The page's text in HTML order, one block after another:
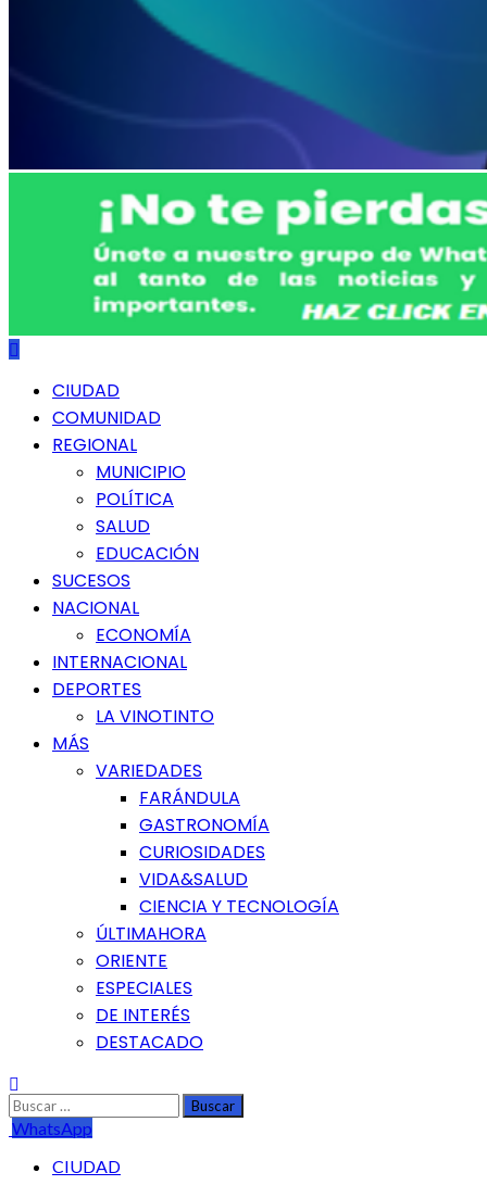
Menú
principal
CIUDAD
COMUNIDAD
REGIONAL
MUNICIPIO
POLÍTICA
SALUD
EDUCACIÓN
SUCESOS
NACIONAL
ECONOMÍA
INTERNACIONAL
DEPORTES
LA VINOTINTO
MÁS
VARIEDADES
FARÁNDULA
GASTRONOMÍA
CURIOSIDADES
VIDA&SALUD
CIENCIA Y TECNOLOGÍA
ÚLTIMAHORA
ORIENTE
ESPECIALES
DE INTERÉS
DESTACADO
Buscar:
WhatsApp
CIUDAD